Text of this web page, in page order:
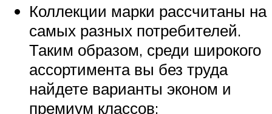
Коллекции марки рассчитаны на
самых разных потребителей.
Таким образом, среди широкого
ассортимента вы без труда
найдете варианты эконом и
премиум классов;